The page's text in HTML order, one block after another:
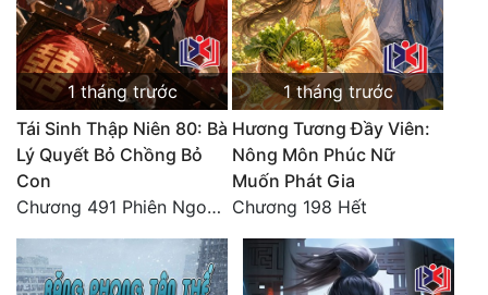
Đông Phương Huyền Huyễn
Đồng Nhân
Cẩu Đạo Trường Sinh
Ngự Thú
Truyện Nam
Truyện Nữ
1 tháng trước
Tái Sinh Thập Niên 80: Bà
Lý Quyết Bỏ Chồng Bỏ
Con
Chương 491 Phiên Ngoại Đào Hoa - Quả Báo Cuối Đời, Chết Trong Cô Độc (hết)
1 tháng trước
Hương Tương Đầy Viên:
Nông Môn Phúc Nữ
Muốn Phát Gia
Chương 198 Hết